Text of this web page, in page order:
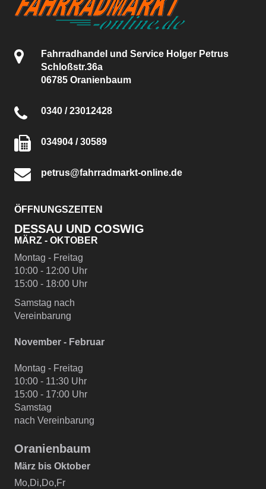
Fahrradhandel und Service Holger Petrus
Schloßstr.36a
06785 Oranienbaum
0340 / 23012428
034904 / 30589
petrus@fahrradmarkt-online.de
ÖFFNUNGSZEITEN
DESSAU UND COSWIG
MÄRZ - OKTOBER
Montag - Freitag
10:00 - 12:00 Uhr
15:00 - 18:00 Uhr
Samstag nach
Vereinbarung
November - Februar
Montag - Freitag
10:00 - 11:30 Uhr
15:00 - 17:00 Uhr
Samstag
nach Vereinbarung
Oranienbaum
März bis Oktober
Mo,Di,Do,Fr